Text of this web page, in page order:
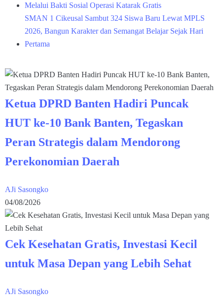
Melalui Bakti Sosial Operasi Katarak Gratis
SMAN 1 Cikeusal Sambut 324 Siswa Baru Lewat MPLS
2026, Bangun Karakter dan Semangat Belajar Sejak Hari
Pertama
Ketua DPRD Banten Hadiri Puncak
HUT ke-10 Bank Banten, Tegaskan
Peran Strategis dalam Mendorong
Perekonomian Daerah
AJi Sasongko
04/08/2026
Cek Kesehatan Gratis, Investasi Kecil
untuk Masa Depan yang Lebih Sehat
AJi Sasongko